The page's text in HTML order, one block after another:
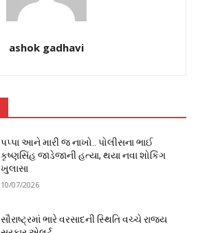
ashok gadhavi
પપ્પા આને મારી જ નાખો.. પોલીસના ભાઈ
કૃષ્ણસિંહ જાડેજાની હત્યા, થયા નવા શોકિંગ
ખુલાસા
10/07/2026
સૌરાષ્ટ્રમાં ભારે વરસાદની સ્થિતિ વચ્ચે રાજ્ય